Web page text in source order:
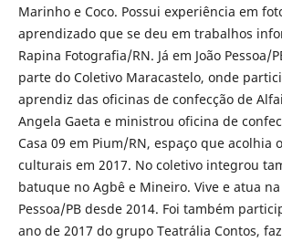
Marinho e Coco. Possui experiência em
aprendizado que se deu em trabalhos
Rapina Fotografia/RN. Já em João Pessoa/
parte do Coletivo Maracastelo, onde
aprendiz das oficinas de confecção de
Angela Gaeta e ministrou oficina de
Casa 09 em Pium/RN, espaço que acolhia
culturais em 2017. No coletivo integrou
batuque no Agbê e Mineiro. Vive e atua
Pessoa/PB desde 2014. Foi também
ano de 2017 do grupo Teatrália Contos,